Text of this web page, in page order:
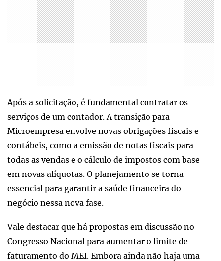
Após a solicitação, é fundamental contratar os
serviços de um contador. A transição para
Microempresa envolve novas obrigações fiscais e
contábeis, como a emissão de notas fiscais para
todas as vendas e o cálculo de impostos com base
em novas alíquotas. O planejamento se torna
essencial para garantir a saúde financeira do
negócio nessa nova fase.
Vale destacar que há propostas em discussão no
Congresso Nacional para aumentar o limite de
faturamento do MEI. Embora ainda não haja uma